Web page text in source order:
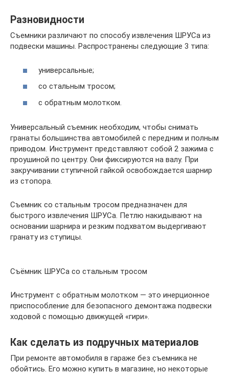
Разновидности
Съемники различают по способу извлечения ШРУСа из
подвески машины. Распространены следующие 3 типа:
универсальные;
со стальным тросом;
с обратным молотком.
Универсальный съемник необходим, чтобы снимать
гранаты большинства автомобилей с передним и полным
приводом. Инструмент представляют собой 2 зажима с
проушиной по центру. Они фиксируются на валу. При
закручивании ступичной гайкой освобождается шарнир
из стопора.
Съемник со стальным тросом предназначен для
быстрого извлечения ШРУСа. Петлю накидывают на
основании шарнира и резким подхватом выдергивают
гранату из ступицы.
Съёмник ШРУСа со стальным тросом
Инструмент с обратным молотком — это инерционное
приспособление для безопасного демонтажа подвески
ходовой с помощью движущей «гири».
Как сделать из подручных материалов
При ремонте автомобиля в гараже без съемника не
обойтись. Его можно купить в магазине, но некоторые